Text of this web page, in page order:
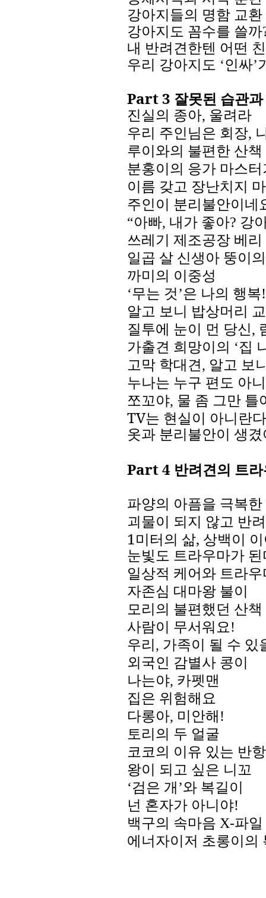
강아지들의 명함 교환
강아지도 꼼수를 쓸까
내 반려견한텐 어떤
우리 강아지도 ‘인싸’
Part 3 잘못된 습관
진실의 종아, 울려라
우리 주인님은 회장,
루이와의 불편한 산책
분홍이의 응가 마스터
이름 갖고 장난치지 마
주인이 분리불안이네
“아빠, 내가 좋아? 강
쓰레기 제조공장 베리
일곱 살 신생아 뚱이의
까미의 이중성
‘무는 것’은 나의 행복
알고 보니 밥상머리
질투에 눈이 먼 당신,
가출견 희망이의 ‘집
고막 학대견, 알고 보
누나는 누구 편도 아
쪼꼬야, 물 좀 그만 틀
TV는 현실이 아니란다
옷과 분리불안이 생겼
Part 4 반려견의 트
파양의 아픔을 극복한
괴물이 되지 않고 반
1미터의 삶, 상백이
눈빛도 트라우마가
일상적 케어와 트라우
자존심 대마왕 불이
모리의 불편했던 산책
사람이 무서워요 !
우리 , 가족이 될 수 있
외국인 감별사 콩이
나는야, 카펫맨
집은 위험해요
다롱아, 미안해 !
토리의 두 얼굴
코코의 이유 있는 반항
왕이 되고 싶은 니꼬
‘검은 개 ’와 복길이
넌 혼자가 아니야!
백구의 속마음 X-파일
에너자이저 초롱이의